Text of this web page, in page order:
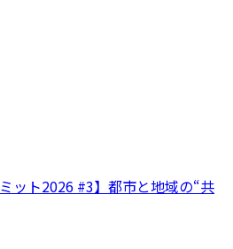
ット2026 #3】都市と地域の“共